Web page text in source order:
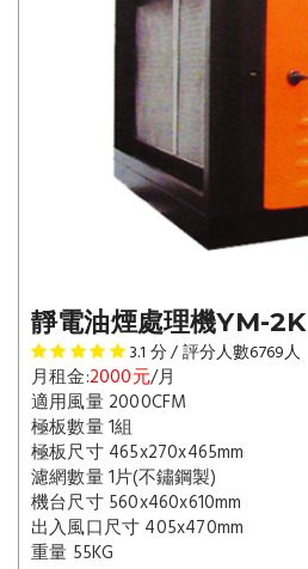
靜電油煙處理機YM-2K
3.1 分 / 評分人數6769人
月租金:2000元/月
適用風量 2000CFM
極板數量 1組
極板尺寸 465x270x465mm
濾網數量 1片(不鏽鋼製)
機台尺寸 560x460x610mm
出入風口尺寸 405x470mm
重量 55KG